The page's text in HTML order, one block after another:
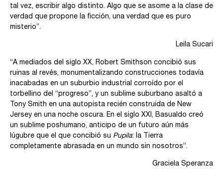
tal vez, escribir algo distinto. Algo que se asome a la clase de
verdad que propone la ficción, una verdad que es puro
misterio”.
Leila Sucari
“A mediados del siglo XX, Robert Smithson concibió sus
ruinas al revés, monumentalizando construcciones todavía
inacabadas en un suburbio industrial corroído por el
torbellino del “progreso”, y un sublime suburbano asaltó a
Tony Smith en una autopista recién construida de New
Jersey en una noche oscura. En el siglo XXI, Basualdo creó
un sublime poshumano, anticipo de un futuro aún más
lúgubre que el que concibió su Pupila: la Tierra
completamente abrasada en un mundo sin nosotros”.
Graciela Speranza